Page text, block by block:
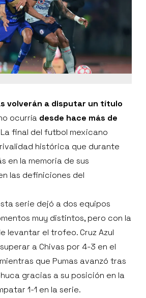
volverán a disputar un título
ocurría desde hace más de
La final del futbol mexicano
histórica que durante
en la memoria de sus
las definiciones del
serie dejó a dos equipos
muy distintos, pero con la
levantar el trofeo. Cruz Azul
a Chivas por 4-3 en el
que Pumas avanzó tras
gracias a su posición en la
1-1 en la serie.